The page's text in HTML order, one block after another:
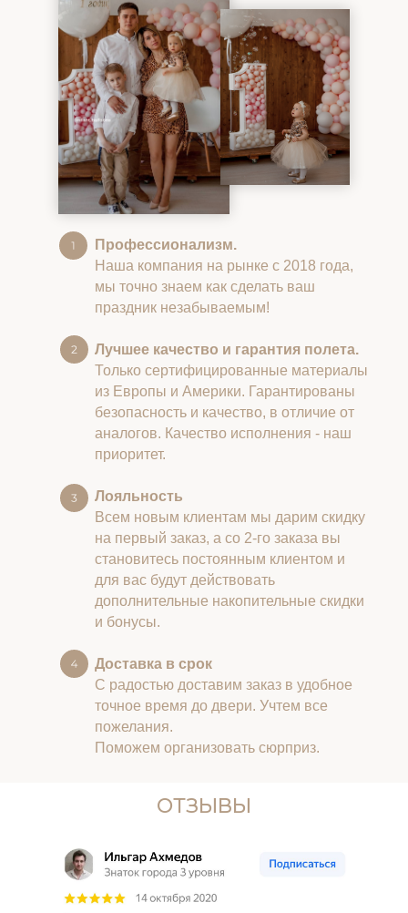
Профессионализм.
Наша компания на рынке с 2018 года,
мы точно знаем как сделать ваш
праздник незабываемым!
Лучшее качество и гарантия полета.
Только сертифицированные материалы
из Европы и Америки. Гарантированы
безопасность и качество, в отличие от
аналогов. Качество исполнения - наш
приоритет.
Лояльность
Всем новым клиентам мы дарим скидку
на первый заказ, а со 2-го заказа вы
становитесь постоянным клиентом и
для вас будут действовать
дополнительные накопительные скидки
и бонусы.
Доставка в срок
С радостью доставим заказ в удобное
точное время до двери. Учтем все
пожелания.
Поможем организовать сюрприз.
ОТЗЫВЫ